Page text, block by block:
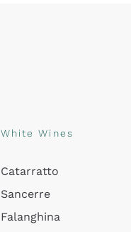
White Wines
Catarratto
Sancerre
Falanghina